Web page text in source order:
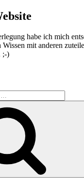
habe ich mich
mit anderen
;-)